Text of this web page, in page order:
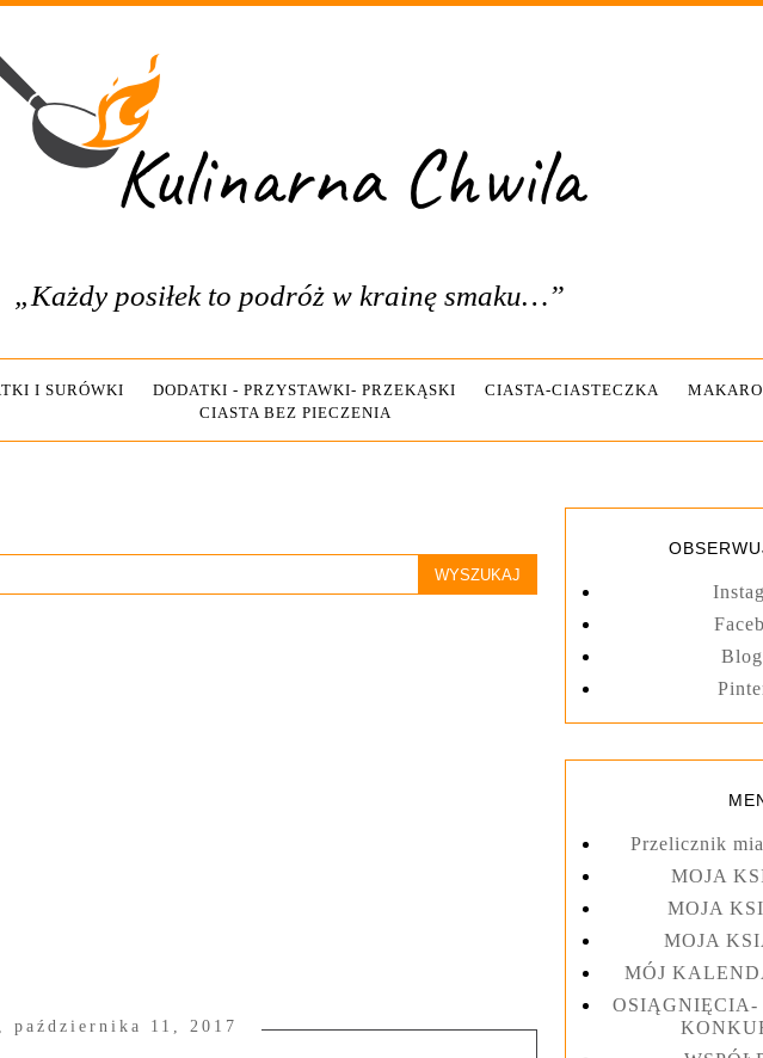
„Każdy posiłek to podróż w krainę smaku…”
I SURÓWKI DODATKI - PRZYSTAWKI- PRZEKĄSKI CIASTA-CIASTECZKA
CIASTA BEZ PIECZENIA
października 11, 2017
Przelicznik
MOJA
MOJA
MOJA
MÓJ
OSIĄGNIĘCIA-